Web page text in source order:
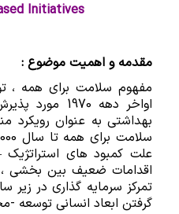
کنترل دخانیات
ابتکارات جامعه محور(CBI)
پیوست های سلامت
Initiatives
مقدمه و اهمیت موضوع :
مفهوم سلامت برای همه
اواخر دهه
بهداشتی به عنوان
علت کمبود های
اقدامات ضعیف بین بخشی ،
تمرکز سرمایه گذاری در
گرفتن ابعاد انسانی توسعه -